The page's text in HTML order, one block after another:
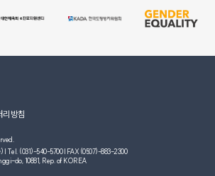
리방침
동) | Tel. (031)-540-5700 | FAX (0507)-883-2300
do, 10881, Rep. of KOREA